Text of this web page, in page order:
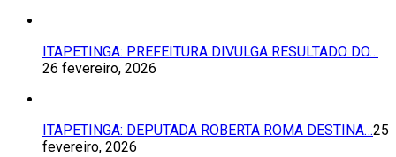
ITAPETINGA: PREFEITURA DIVULGA RESULTADO DO…
26 fevereiro, 2026
ITAPETINGA: DEPUTADA ROBERTA ROMA DESTINA…25
fevereiro, 2026